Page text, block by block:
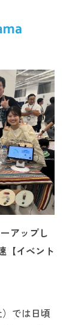
アップし
【イベント
では日頃